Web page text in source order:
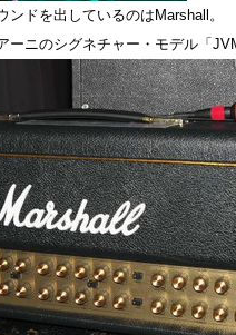
ンドを出しているのはMarshall。
ーニのシグネチャー・モデル「